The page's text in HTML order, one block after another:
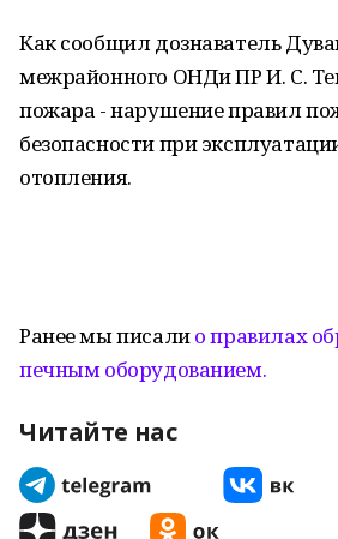
Как сообщил дознаватель
межрайонного ОНДи ПР И. С.
пожара - нарушение правил
безопасности при
отопления.
Ранее мы писалио правилах
печным оборудованием.
Читайте нас